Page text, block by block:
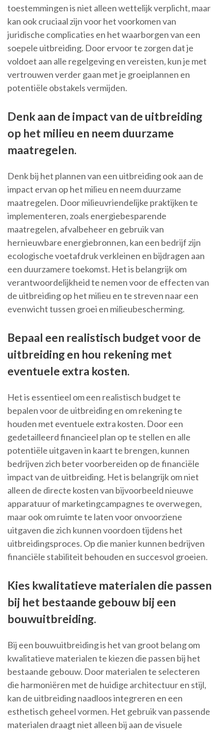
toestemmingen is niet alleen wettelijk verplicht, maar
kan ook cruciaal zijn voor het voorkomen van
juridische complicaties en het waarborgen van een
soepele uitbreiding. Door ervoor te zorgen dat je
voldoet aan alle regelgeving en vereisten, kun je met
vertrouwen verder gaan met je groeiplannen en
potentiële obstakels vermijden.
Denk aan de impact van de uitbreiding
op het milieu en neem duurzame
maatregelen.
Denk bij het plannen van een uitbreiding ook aan de
impact ervan op het milieu en neem duurzame
maatregelen. Door milieuvriendelijke praktijken te
implementeren, zoals energiebesparende
maatregelen, afvalbeheer en gebruik van
hernieuwbare energiebronnen, kan een bedrijf zijn
ecologische voetafdruk verkleinen en bijdragen aan
een duurzamere toekomst. Het is belangrijk om
verantwoordelijkheid te nemen voor de effecten van
de uitbreiding op het milieu en te streven naar een
evenwicht tussen groei en milieubescherming.
Bepaal een realistisch budget voor de
uitbreiding en hou rekening met
eventuele extra kosten.
Het is essentieel om een realistisch budget te
bepalen voor de uitbreiding en om rekening te
houden met eventuele extra kosten. Door een
gedetailleerd financieel plan op te stellen en alle
potentiële uitgaven in kaart te brengen, kunnen
bedrijven zich beter voorbereiden op de financiële
impact van de uitbreiding. Het is belangrijk om niet
alleen de directe kosten van bijvoorbeeld nieuwe
apparatuur of marketingcampagnes te overwegen,
maar ook om ruimte te laten voor onvoorziene
uitgaven die zich kunnen voordoen tijdens het
uitbreidingsproces. Op die manier kunnen bedrijven
financiële stabiliteit behouden en succesvol groeien.
Kies kwalitatieve materialen die passen
bij het bestaande gebouw bij een
bouwuitbreiding.
Bij een bouwuitbreiding is het van groot belang om
kwalitatieve materialen te kiezen die passen bij het
bestaande gebouw. Door materialen te selecteren
die harmoniëren met de huidige architectuur en stijl,
kan de uitbreiding naadloos integreren en een
esthetisch geheel vormen. Het gebruik van passende
materialen draagt niet alleen bij aan de visuele